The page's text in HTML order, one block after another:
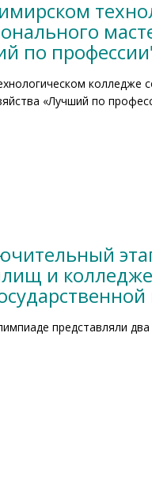
по
колледже
«Лучший по
и
представляли